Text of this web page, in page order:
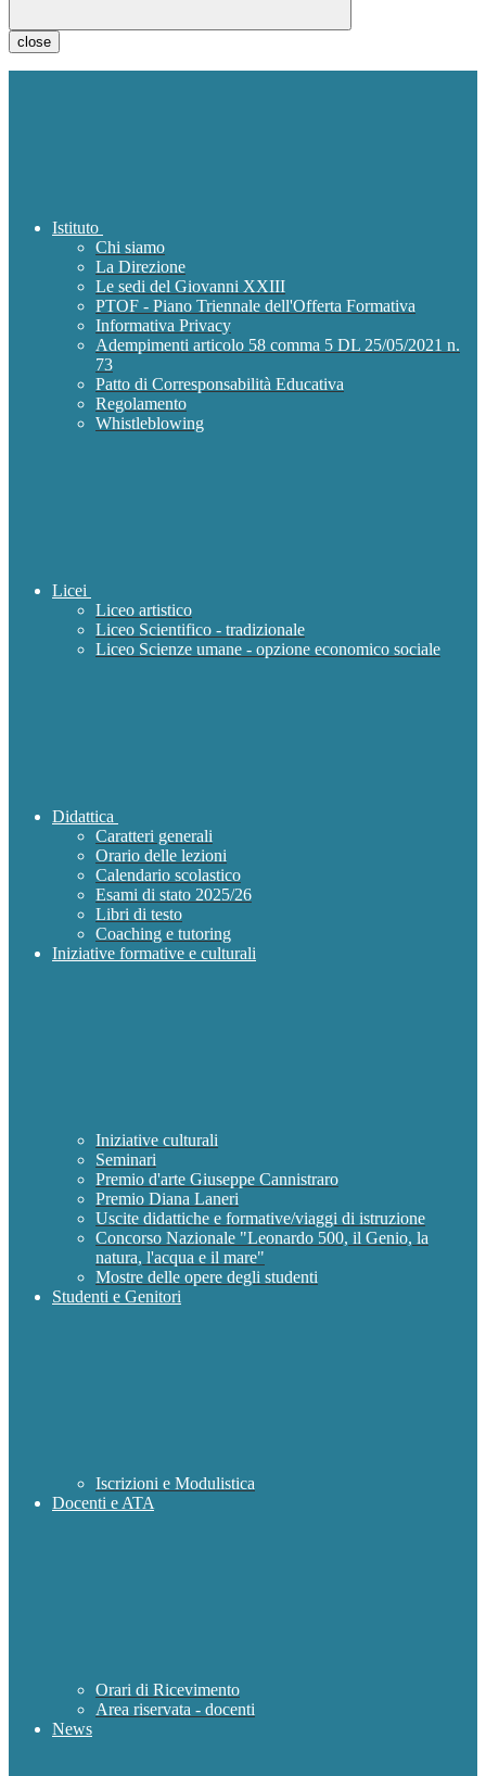
close
Istituto
Chi siamo
La Direzione
Le sedi del Giovanni XXIII
PTOF - Piano Triennale dell'Offerta Formativa
Informativa Privacy
Adempimenti articolo 58 comma 5 DL 25/05/2021 n.
73
Patto di Corresponsabilità Educativa
Regolamento
Whistleblowing
Licei
Liceo artistico
Liceo Scientifico - tradizionale
Liceo Scienze umane - opzione economico sociale
Didattica
Caratteri generali
Orario delle lezioni
Calendario scolastico
Esami di stato 2025/26
Libri di testo
Coaching e tutoring
Iniziative formative e culturali
Iniziative culturali
Seminari
Premio d'arte Giuseppe Cannistraro
Premio Diana Laneri
Uscite didattiche e formative/viaggi di istruzione
Concorso Nazionale "Leonardo 500, il Genio, la
natura, l'acqua e il mare"
Mostre delle opere degli studenti
Studenti e Genitori
Iscrizioni e Modulistica
Docenti e ATA
Orari di Ricevimento
Area riservata - docenti
News